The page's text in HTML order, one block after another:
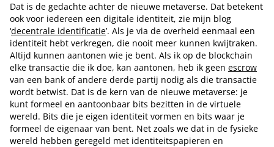
Dat is de gedachte achter de nieuwe metaverse. Dat betekent
ook voor iedereen een digitale identiteit, zie mijn blog
‘decentrale identificatie’. Als je via de overheid eenmaal een
identiteit hebt verkregen, die nooit meer kunnen kwijtraken.
Altijd kunnen aantonen wie je bent. Als ik op de blockchain
elke transactie die ik doe, kan aantonen, heb ik geen escrow
van een bank of andere derde partij nodig als die transactie
wordt betwist. Dat is de kern van de nieuwe metaverse: je
kunt formeel en aantoonbaar bits bezitten in de virtuele
wereld. Bits die je eigen identiteit vormen en bits waar je
formeel de eigenaar van bent. Net zoals we dat in de fysieke
wereld hebben geregeld met identiteitspapieren en